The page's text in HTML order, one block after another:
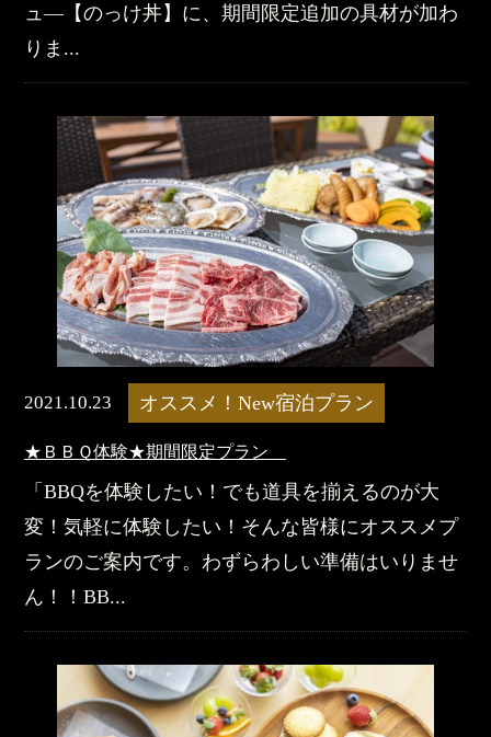
ュ―【のっけ丼】に、期間限定追加の具材が加わ
りま...
2021.10.23 オススメ！New宿泊プラン
★ＢＢＱ体験★期間限定プラン
「BBQを体験したい！でも道具を揃えるのが大
変！気軽に体験したい！そんな皆様にオススメプ
ランのご案内です。わずらわしい準備はいりませ
ん！！BB...